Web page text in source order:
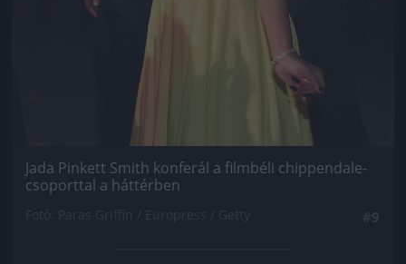
Jada Pinkett Smith konferál a filmbéli chippendale-
csoporttal a háttérben